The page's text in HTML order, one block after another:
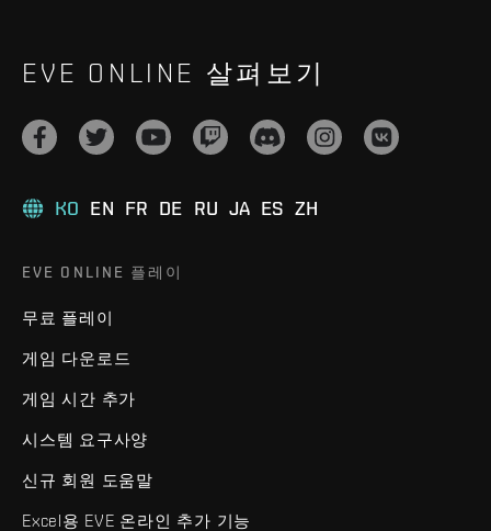
EVE ONLINE 살펴보기
KO EN FR DE RU JA ES ZH
EVE ONLINE 플레이
무료 플레이
게임 다운로드
게임 시간 추가
시스템 요구사양
신규 회원 도움말
Excel용 EVE 온라인 추가 기능